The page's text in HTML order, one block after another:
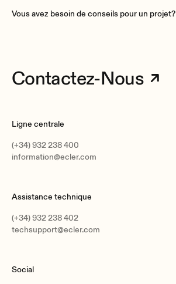
Vous avez besoin de conseils pour un projet?
Contactez-Nous
Ligne centrale
(+34) 932 238 400
information@ecler.com
Assistance technique
(+34) 932 238 402
techsupport@ecler.com
Social